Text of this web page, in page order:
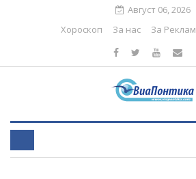
Август 06, 2026
Хороскоп
За нас За